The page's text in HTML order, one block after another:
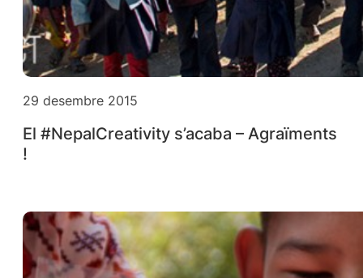
29 desembre 2015
El #NepalCreativity s’acaba – Agraïments
!